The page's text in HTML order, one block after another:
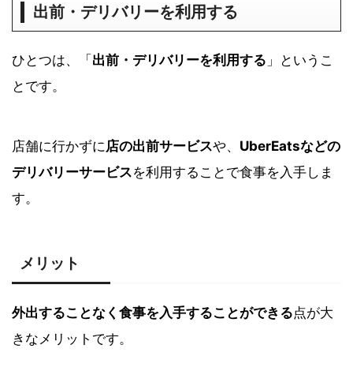
出前・デリバリーを利用する
ひとつは、「 出前・デリバリーを利用する 」というこ
とです。
店舗に行かずに 店の出前サービスや、 UberEatsなどの
デリバリーサービスを利用することで食事を入手しま
す。
メリット
外出することなく食事を入手することができる点が大
きなメリットです。